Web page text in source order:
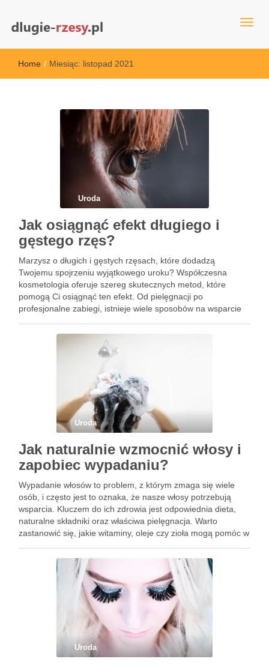
dlugie-rzesy.pl
Home / Miesiąc: listopad 2021
Uroda
Jak osiągnąć efekt długiego i
gęstego rzęs?
Marzysz o długich i gęstych rzęsach, które dodadzą
Twojemu spojrzeniu wyjątkowego uroku? Współczesna
kosmetologia oferuje szereg skutecznych metod, które
pomogą Ci osiągnąć ten efekt. Od pielęgnacji po
profesjonalne zabiegi, istnieje wiele sposobów na wsparcie
kosmetyki, witaminy oraz regularne zabiegi mogą znacząco
Uroda
Jak naturalnie wzmocnić włosy i
zapobiec wypadaniu?
Wypadanie włosów to problem, z którym zmaga się wiele
osób, i często jest to oznaka, że nasze włosy potrzebują
wsparcia. Kluczem do ich zdrowia jest odpowiednia dieta,
naturalne składniki oraz właściwa pielęgnacja. Warto
zastanowić się, jakie witaminy, oleje czy zioła mogą pomóc w
Uroda